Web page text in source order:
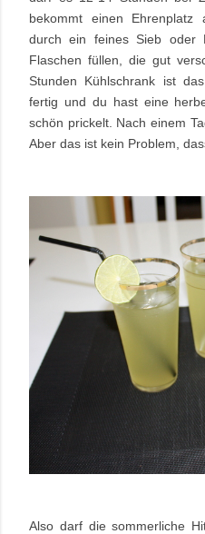
bekommt einen
durch ein feines Sieb oder
Flaschen füllen, die gut
Stunden Kühlschrank ist
fertig und du hast eine
schön prickelt. Nach einem
Aber das ist kein Problem,
Also darf die sommerliche